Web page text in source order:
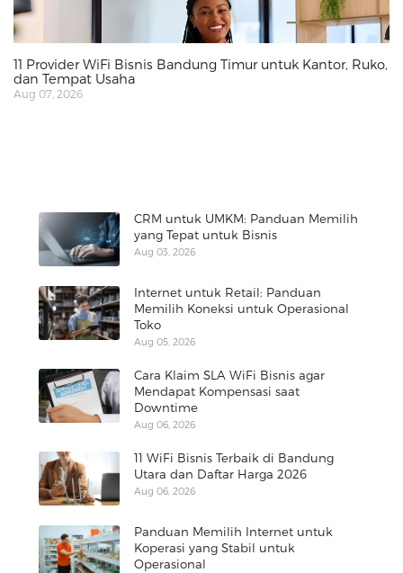
11 Provider WiFi Bisnis Bandung Timur untuk Kantor, Ruko,
dan Tempat Usaha
Aug 07, 2026
CRM untuk UMKM: Panduan Memilih
yang Tepat untuk Bisnis
Aug 03, 2026
Internet untuk Retail: Panduan
Memilih Koneksi untuk Operasional
Toko
Aug 05, 2026
Cara Klaim SLA WiFi Bisnis agar
Mendapat Kompensasi saat
Downtime
Aug 06, 2026
11 WiFi Bisnis Terbaik di Bandung
Utara dan Daftar Harga 2026
Aug 06, 2026
Panduan Memilih Internet untuk
Koperasi yang Stabil untuk
Operasional